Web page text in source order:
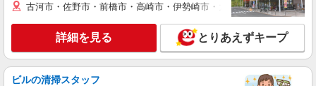
古河市・佐野市・前橋市・高崎市・伊勢崎市・太田市・館林市・藤
詳細を見る とりあえずキープ
ビルの清掃スタッフ